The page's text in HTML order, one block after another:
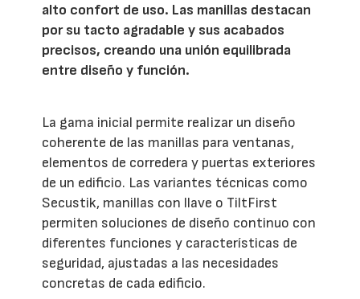
alto confort de uso. Las manillas destacan
por su tacto agradable y sus acabados
precisos, creando una unión equilibrada
entre diseño y función.
La gama inicial permite realizar un diseño
coherente de las manillas para ventanas,
elementos de corredera y puertas exteriores
de un edificio. Las variantes técnicas como
Secustik, manillas con llave o TiltFirst
permiten soluciones de diseño continuo con
diferentes funciones y características de
seguridad, ajustadas a las necesidades
concretas de cada edificio.